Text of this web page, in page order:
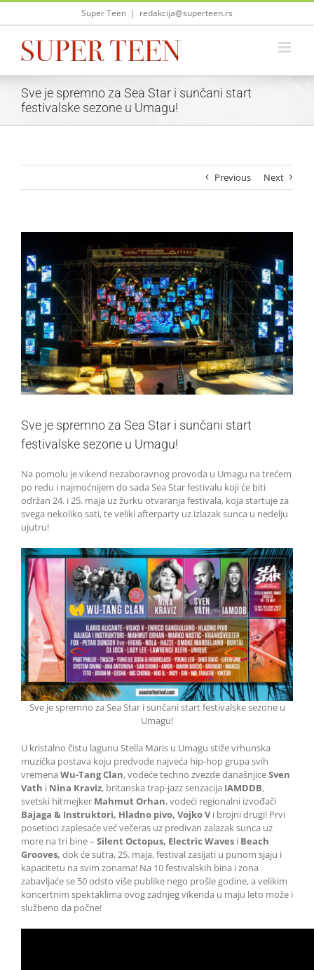
Skip
Super Teen | redakcija@superteen.rs
Sve je spremno za Sea Star i sunčani start
festivalske sezone u Umagu!
Previous Next
Larger
Image
Sve je spremno za Sea Star i sunčani start
festivalske sezone u Umagu!
Na pomolu je vikend nezaboravnog provoda u Umagu na trećem
po redu i najmoćnijem do sada Sea Star festivalu koji će biti
održan 24. i 25. maja uz žurku otvaranja festivala, koja startuje za
svega nekoliko sati, te veliki afterparty uz izlazak sunca u nedelju
ujutru!
Sve je spremno za Sea Star i sunčani start festivalske sezone u
Umagu!
U kristalno čistu lagunu Stella Maris u Umagu stiže vrhunska
muzička postava koju predvode najveća hip-hop grupa svih
vremena Wu-Tang Clan, vodeće techno zvezde današnjiceSven
Vath i Nina Kraviz, britanska trap-jazz senzacija IAMDDB,
svetski hitmejker Mahmut Orhan, vodeći regionalni izvođači
Bajaga & Instruktori, Hladno pivo, Vojko Vi brojni drugi! Prvi
posetioci zaplesaće već večeras uz predivan zalazak sunca uz
more na tri bine – Silent Octopus, Electric Waves i Beach
Grooves, dok će sutra, 25. maja, festival zasijati u punom sjaju i
kapacitetu na svim zonama! Na 10 festivalskih bina i zona
zabavljaće se 50 odsto više publike nego prošle godine, a velikim
koncertnim spektaklima ovog zadnjeg vikenda u maju leto može i
službeno da počne!